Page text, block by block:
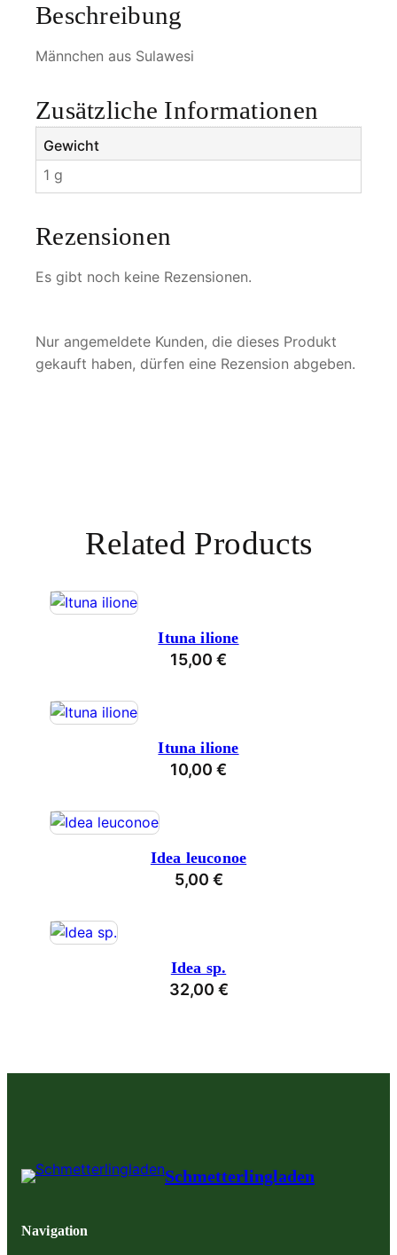
M
n
e
Beschreibung
Männchen aus Sulawesi
Zusätzliche Informationen
Gewicht
1 g
Rezensionen
Es gibt noch keine Rezensionen.
Nur angemeldete Kunden, die dieses Produkt
gekauft haben, dürfen eine Rezension abgeben.
Related Products
Ituna ilione
15,00 €
Ituna ilione
10,00 €
Idea leuconoe
5,00 €
Idea sp.
32,00 €
Schmetterlingladen
Navigation